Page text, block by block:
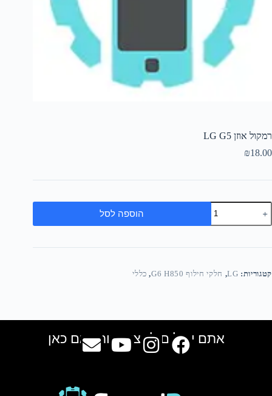
רמקול אוזן LG G5
₪18.00
הוספה לסל
קטגוריות: LG
, חלקי חילוף G6 H850 , כללי
אתם יכולים למצוא אותנו גם כאן